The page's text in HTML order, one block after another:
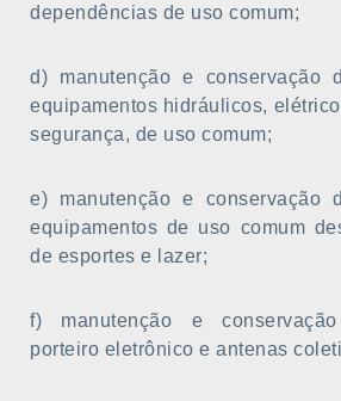
dependências de uso comum;
d) manutenção e conservação
equipamentos hidráulicos,
segurança, de uso comum;
e) manutenção e conservação
equipamentos de uso comum
de esportes e lazer;
f) manutenção e
porteiro eletrônico e antenas